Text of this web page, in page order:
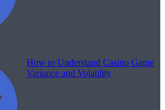
How to Understand Casino Game
Variance and Volatility